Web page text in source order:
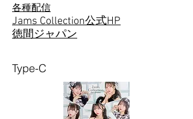
各種配信
Jams Collection公式HP
徳間ジャパン
Type-C